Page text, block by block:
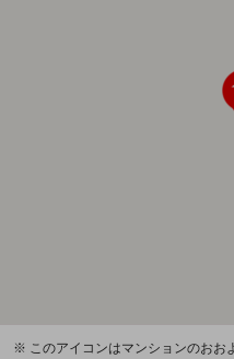
※ このアイコンはマンションのおお